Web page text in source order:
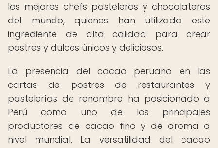
los mejores chefs pasteleros y chocolateros
del mundo, quienes han utilizado este
ingrediente de alta calidad para crear
postres y dulces únicos y deliciosos.
La presencia del cacao peruano en las
cartas de postres de restaurantes y
pastelerías de renombre ha posicionado a
Perú como uno de los principales
productores de cacao fino y de aroma a
nivel mundial. La versatilidad del cacao